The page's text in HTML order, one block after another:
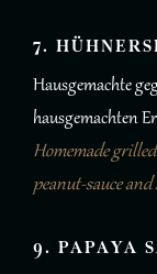
7.
Hausgemachte
hausgemachten
Homemade
peanut-sauce and
9. PAPAYA